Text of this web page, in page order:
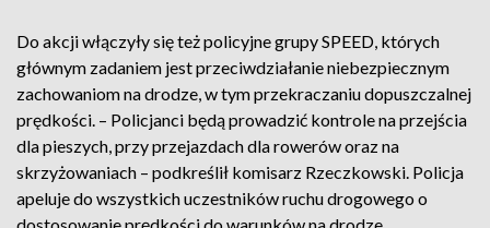
Do akcji włączyły się też policyjne grupy SPEED, których
głównym zadaniem jest przeciwdziałanie niebezpiecznym
zachowaniom na drodze, w tym przekraczaniu dopuszczalnej
prędkości. – Policjanci będą prowadzić kontrole na przejścia
dla pieszych, przy przejazdach dla rowerów oraz na
skrzyżowaniach – podkreślił komisarz Rzeczkowski. Policja
apeluje do wszystkich uczestników ruchu drogowego o